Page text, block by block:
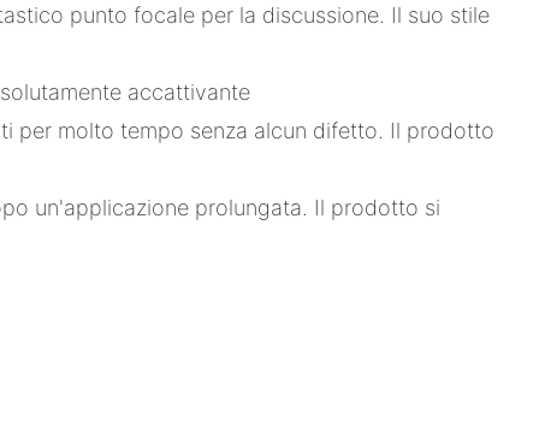
punto focale per la discussione. Il suo stile
accattivante
per molto tempo senza alcun difetto. Il prodotto
un'applicazione prolungata. Il prodotto si